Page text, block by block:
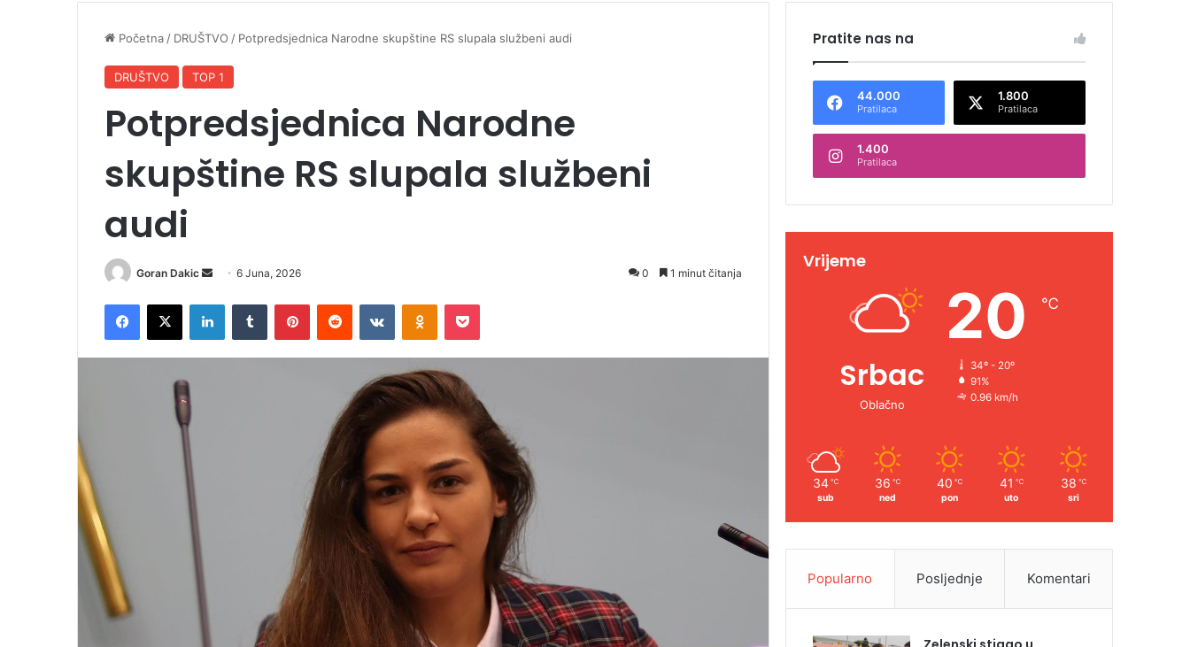
Početna / DRUŠTVO / Potpredsjednica Narodne skupštine RS slupala službeni audi
DRUŠTVO TOP 1
Potpredsjednica Narodne
skupštine RS slupala službeni
audi
Goran Dakic
a
6 Juna, 2026 0 1 minut čitanja
Pratite nas na
44.000
Pratilaca
1.800
Pratilaca
1.400
Pratilaca
Vrijeme
Srbac
Oblačno
20 ℃
34º - 20º
91%
0.96 km/h
34 ℃
sub
36 ℃
ned
40 ℃
pon
41 ℃
uto
38 ℃
sri
Popularno Posljednje Komentari